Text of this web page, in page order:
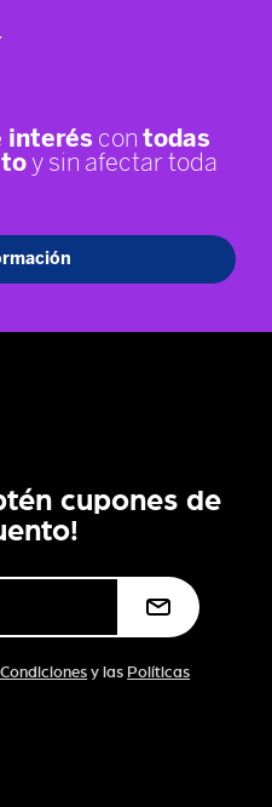
cupones de
Condiciones y las Políticas